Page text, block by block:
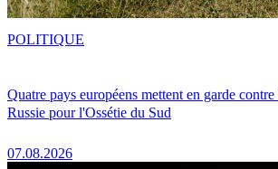
Quatre pays européens mettent en garde
Russie pour l'Ossétie du Sud
07.08.2026
POLITIQUE